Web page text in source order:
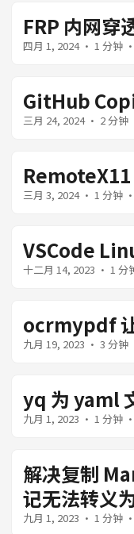
FRP 内网穿
四月 1, 2024· 1 分钟
GitHub
三月 24, 2024· 2 分钟
RemoteX11
三月 3, 2024· 1 分钟
VSCode
十二月 14, 2023 · 1 分
ocrmypdf
九月 19, 2023 · 3 分钟
yq 为 yaml
九月 1, 2023 · 1 分钟
解决复制
记无法转义
九月 1, 2023 · 1 分钟